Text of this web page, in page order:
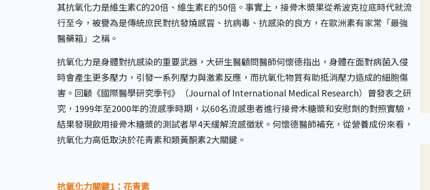
其抗氧化力是維生素C的20倍、維生素E的50倍。事實上，接骨木漿果從希波克拉底時代就流
行至今，被譽為是傳統庶民對抗發燒感冒、抗病毒、抗感染的良方，在歐洲素有家常「最強
醫藥箱」之稱。
抗氧化力是身體對抗感染的重要武器，大研生醫顧問醫師何懷德指出，身體在面對病菌入侵
時會產生更多壓力，引發一系列壓力與激素反應，而抗氧化物質有助抵消壓力造成的細胞傷
害。回顧《國際醫學研究季刊》（Journal of International Medical Research）曾發表之研
究，1999年至2000年的流感季時期，以60名流感患者進行接骨木糖漿和安慰劑的對照實驗，
結果發現飲用接骨木糖漿的測試者早4天緩解流感徵狀。何懷德醫師補充，從營養成份來看，
抗氧化力高低取決於花青素和類黃酮素2大關鍵。
抗氧化力關鍵1 ：花青素